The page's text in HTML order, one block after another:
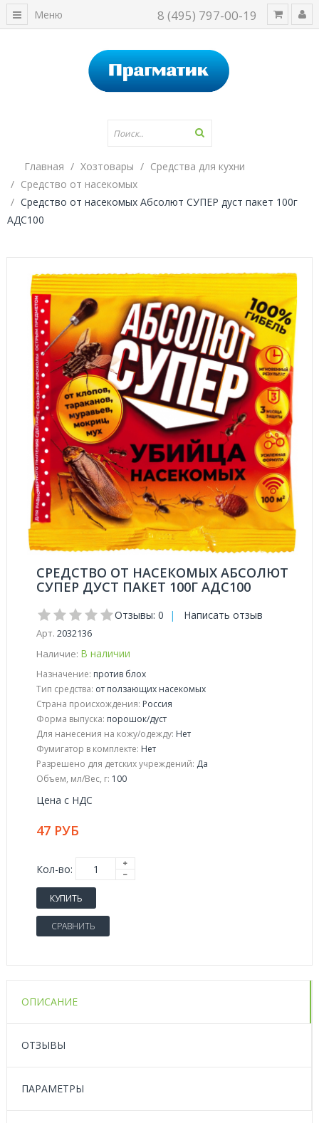
8 (495) 797-00-19
Меню
Главная Хозтовары
Средства для кухни
Средство от насекомых
Средство от насекомых Абсолют СУПЕР дуст пакет 100г
АДС100
СРЕДСТВО ОТ НАСЕКОМЫХ АБСОЛЮТ
СУПЕР ДУСТ ПАКЕТ 100Г АДС100
Отзывы: 0 | Написать отзыв
Арт. 2032136
Наличие: В наличии
Назначение: против блох
Тип средства: от ползающих насекомых
Страна происхождения: Россия
Форма выпуска: порошок/дуст
Для нанесения на кожу/одежду: Нет
Фумигатор в комплекте: Нет
Разрешено для детских учреждений: Да
Объем, мл/Вес, г: 100
Цена с НДС
47 РУБ
Кол-во:
КУПИТЬ
СРАВНИТЬ
ОПИСАНИЕ
ОТЗЫВЫ
ПАРАМЕТРЫ